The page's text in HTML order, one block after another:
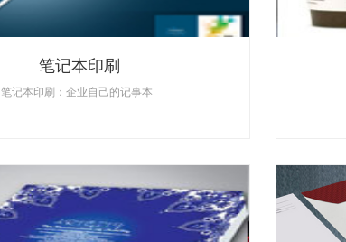
笔记本印刷
笔记本印刷：企业自己的记事本